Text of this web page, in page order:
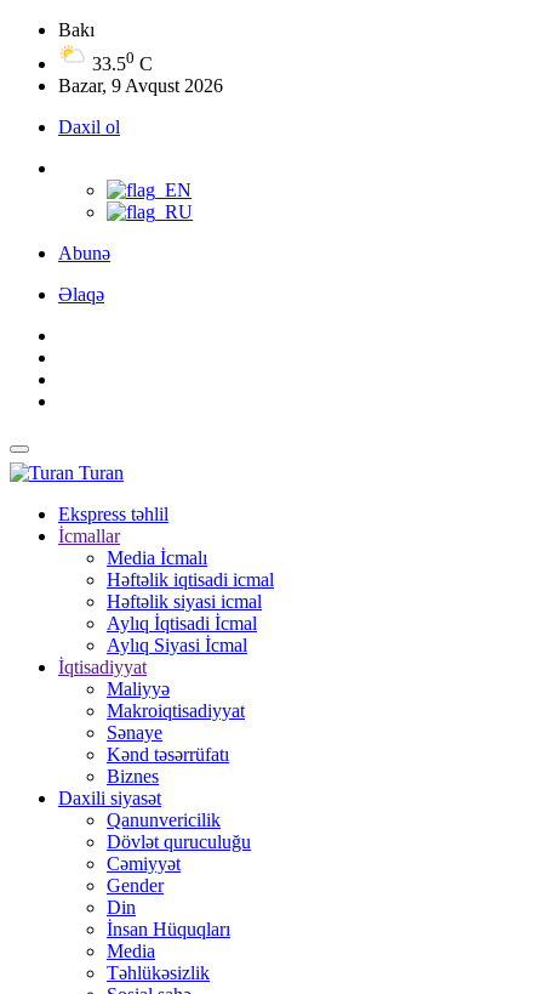
Bakı
33.50 C
Bazar, 9 Avqust 2026
Daxil ol
Abunə
Əlaqə
Turan
Ekspress təhlil
İcmallar
Media İcmalı
Həftəlik iqtisadi icmal
Həftəlik siyasi icmal
Aylıq İqtisadi İcmal
Aylıq Siyasi İcmal
İqtisadiyyat
Maliyyə
Makroiqtisadiyyat
Sənaye
Kənd təsərrüfatı
Biznes
Daxili siyasət
Qanunvericilik
Dövlət quruculuğu
Cəmiyyət
Gender
Din
İnsan Hüquqları
Media
Təhlükəsizlik